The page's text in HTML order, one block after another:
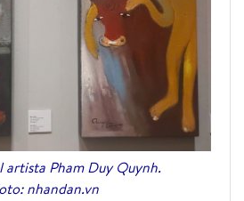
artista Pham Duy Quynh.
nhandan.vn